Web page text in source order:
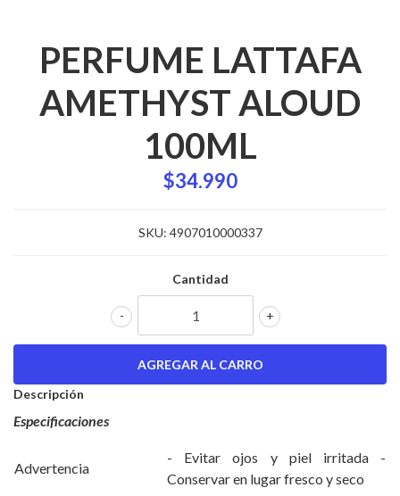
PERFUME LATTAFA
AMETHYST ALOUD
100ML
$34.990
SKU: 4907010000337
Cantidad
+
-
Descripción
Especificaciones
Advertencia
- Evitar ojos y piel irritada -
Conservar en lugar fresco y seco